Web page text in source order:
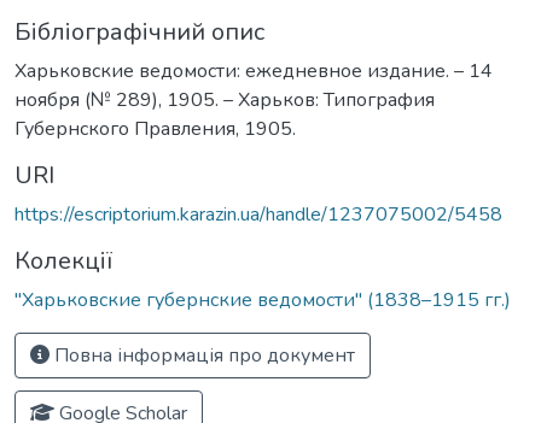
Бібліографічний опис
Харьковские ведомости: ежедневное издание. – 14
ноября (№ 289), 1905. – Харьков: Типография
Губернского Правления, 1905.
URI
https://escriptorium.karazin.ua/handle/1237075002/5458
Колекції
"Харьковские губернские ведомости" (1838–1915 гг.)
Повна інформація про документ
Google Scholar